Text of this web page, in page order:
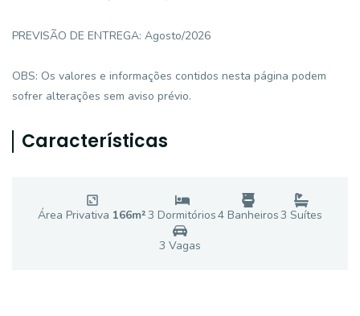
PREVISÃO DE ENTREGA: Agosto/2026
OBS: Os valores e informações contidos nesta página podem
sofrer alterações sem aviso prévio.
Características
Área Privativa 166m²3 Dormitórios4 Banheiros3 Suítes
3 Vagas